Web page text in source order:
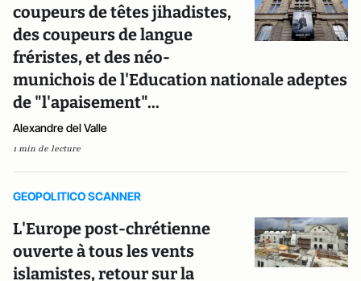
coupeurs de têtes jihadistes,
des coupeurs de langue
fréristes, et des néo-
munichois de l'Education nationale adeptes
de "l'apaisement"...
Alexandre del Valle
1 min de lecture
GEOPOLITICO SCANNER
L'Europe post-chrétienne
ouverte à tous les vents
islamistes, retour sur la